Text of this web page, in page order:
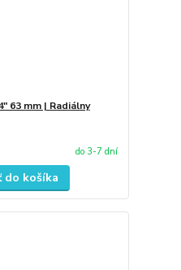
63 mm | Radiálny
do 3-7 dní
do košíka